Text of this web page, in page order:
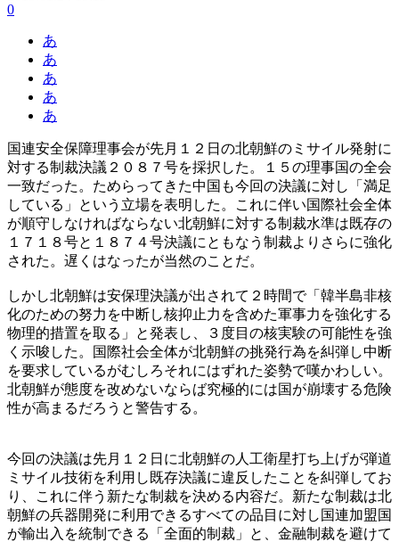
0
あ
あ
あ
あ
あ
国連安全保障理事会が先月１２日の北朝鮮のミサイル発射に
対する制裁決議２０８７号を採択した。１５の理事国の全会
一致だった。ためらってきた中国も今回の決議に対し「満足
している」という立場を表明した。これに伴い国際社会全体
が順守しなければならない北朝鮮に対する制裁水準は既存の
１７１８号と１８７４号決議にともなう制裁よりさらに強化
された。遅くはなったが当然のことだ。
しかし北朝鮮は安保理決議が出されて２時間で「韓半島非核
化のための努力を中断し核抑止力を含めた軍事力を強化する
物理的措置を取る」と発表し、３度目の核実験の可能性を強
く示唆した。国際社会全体が北朝鮮の挑発行為を糾弾し中断
を要求しているがむしろそれにはずれた姿勢で嘆かわしい。
北朝鮮が態度を改めないならば究極的には国が崩壊する危険
性が高まるだろうと警告する。
今回の決議は先月１２日に北朝鮮の人工衛星打ち上げが弾道
ミサイル技術を利用し既存決議に違反したことを糾弾してお
り、これに伴う新たな制裁を決める内容だ。新たな制裁は北
朝鮮の兵器開発に利用できるすべての品目に対し国連加盟国
が輸出入を統制できる「全面的制裁」と、金融制裁を避けて